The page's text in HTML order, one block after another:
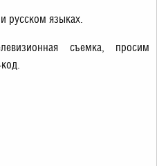
русском языках.
съемка, просим